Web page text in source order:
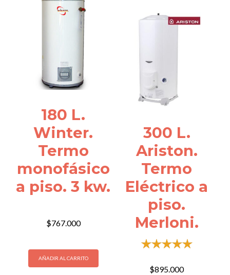
180 L.
Winter.
Termo
monofásico
a piso. 3 kw.
$767.000
AÑADIR AL CARRITO
300 L.
Ariston.
Termo
Eléctrico a
piso.
Merloni.
de 5
$895.000